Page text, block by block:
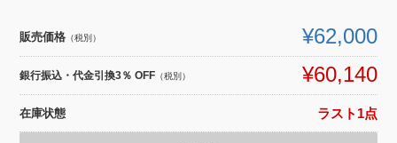
販売価格 （税別） ¥62,000
銀行振込・代金引換3％ OFF （税別） ¥60,140
在庫状態 ラスト1点